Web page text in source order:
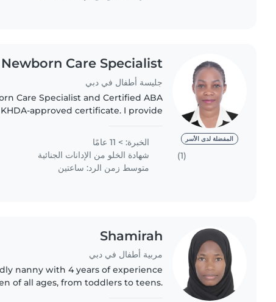
المفضلة لدى الأسر
(1)
Care Specialist
جليسة أطفال في دبي
Care Specialist and Certified ABA
approved certificate. I provide
الخبرة: > 11 عامًا
شهادة الخلو من الإدانات الجنائية
متوسط زمن الرد: ساعتين
Shamirah
مربية أطفال في دبي
nanny with 4 years of experience
of all ages, from toddlers to teens.